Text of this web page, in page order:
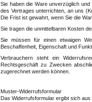
Sie haben die Ware unverzüglich
des Vertrages unterrichten, an uns (
Die Frist ist gewahrt, wenn Sie die
Sie tragen die unmittelbaren Kosten
Sie müssen für einen etwaigen
Beschaffenheit, Eigenschaft und
Verbrauchern steht ein
Rechtsgeschäft zu Zwecken
zugerechnet werden können.
Muster-Widerrufsformular
Das Widerrufsformular ergibt sich